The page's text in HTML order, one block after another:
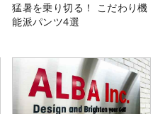
猛暑を乗り切る！ こだわり機
能派パンツ4選